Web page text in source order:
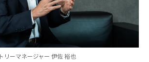
ーマネージャー 伊佐 裕也